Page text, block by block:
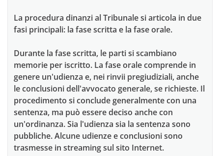
La procedura dinanzi al Tribunale si articola in due
fasi principali: la fase scritta e la fase orale.
Durante la fase scritta, le parti si scambiano
memorie per iscritto. La fase orale comprende in
genere un'udienza e, nei rinvii pregiudiziali, anche
le conclusioni dell'avvocato generale, se richieste. Il
procedimento si conclude generalmente con una
sentenza, ma può essere deciso anche con
un'ordinanza. Sia l'udienza sia la sentenza sono
pubbliche. Alcune udienze e conclusioni sono
trasmesse in streaming sul sito Internet.